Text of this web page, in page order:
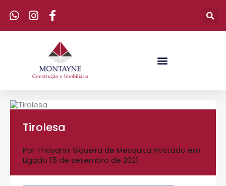
Tirolesa
Por Thayanni Siqueira de Mesquita Postado em
Ligado 15 de setembro de 2021